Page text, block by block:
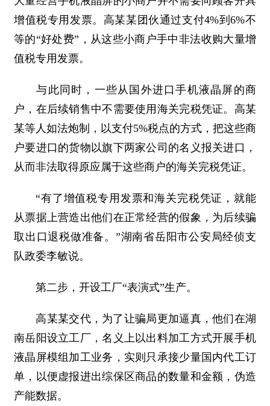
增值税专用发票。高某某团伙通过支付4%到6%不
等的“好处费”，从这些小商户手中非法收购大量增
值税专用发票。
与此同时，一些从国外进口手机液晶屏的商
户，在后续销售中不需要使用海关完税凭证。高某
某等人如法炮制，以支付5%税点的方式，把这些商
户要进口的货物以旗下两家公司的名义报关进口，
从而非法取得原应属于这些商户的海关完税凭证。
“有了增值税专用发票和海关完税凭证，就能
从票据上营造出他们在正常经营的假象，为后续骗
取出口退税做准备。”湖南省岳阳市公安局经侦支
队政委李敏说。
第二步，开设工厂“表演式”生产。
高某某交代，为了让骗局更加逼真，他们在湖
南岳阳设立工厂，名义上以出料加工方式开展手机
液晶屏模组加工业务，实则只承接少量国内代工订
单，以便虚报进出综保区商品的数量和金额，伪造
产能数据。